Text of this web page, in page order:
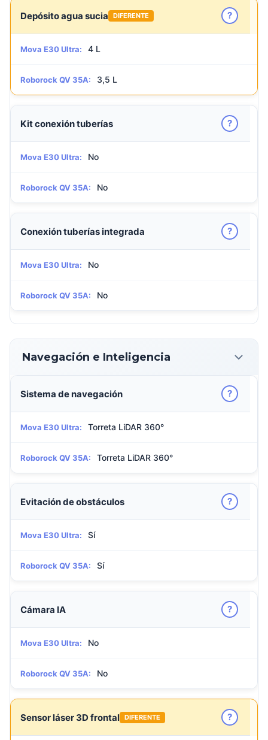
Depósito agua sucia DIFERENTE ?
Mova E30 Ultra: 4 L
Roborock QV 35A: 3,5 L
Kit conexión tuberías ?
Mova E30 Ultra: No
Roborock QV 35A: No
Conexión tuberías integrada ?
Mova E30 Ultra: No
Roborock QV 35A: No
Navegación e Inteligencia
Sistema de navegación ?
Mova E30 Ultra: Torreta LiDAR 360°
Roborock QV 35A: Torreta LiDAR 360°
Evitación de obstáculos ?
Mova E30 Ultra: Sí
Roborock QV 35A: Sí
Cámara IA ?
Mova E30 Ultra: No
Roborock QV 35A: No
Sensor láser 3D frontal DIFERENTE ?